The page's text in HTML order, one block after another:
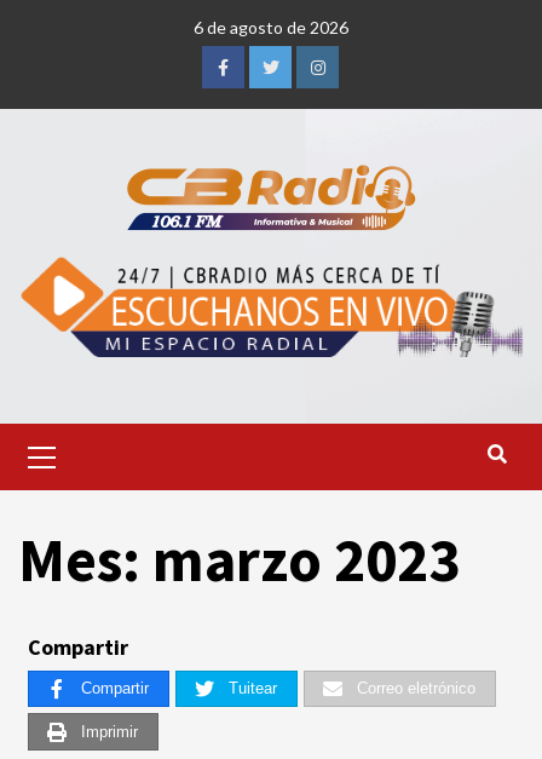
6 de agosto de 2026
FacebookTwitterInstagram
primario
Mes: marzo 2023
Compartir
Compartir Tuitear Correo eletrónico
Imprimir